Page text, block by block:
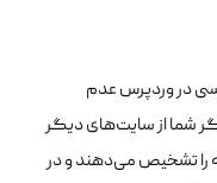
در وردپرس عدم
شما از سایت‌های دیگر
را تشخیص می‌دهند و در